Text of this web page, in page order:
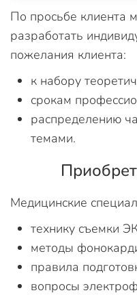
По просьбе клиента
разработать
пожелания клиента:
к набору
срокам
распределению
темами.
Медицинские
технику съемки
методы
правила
вопросы